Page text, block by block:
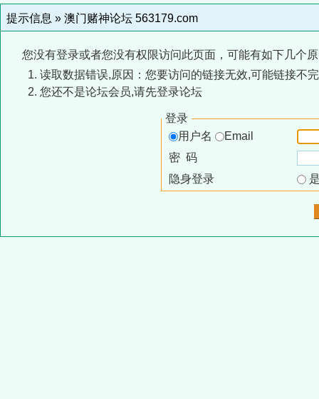
提示信息 » 澳门赌神论坛 563179.com
您没有登录或者您没有权限访问此页面，可能有如下几个
读取数据错误,原因：您要访问的链接无效,可能链接不
您还不是论坛会员,请先登录论坛
登录
用户名
Email
密 码
隐身登录